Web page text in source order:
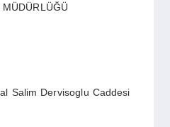
Salim Dervisoglu Caddesi